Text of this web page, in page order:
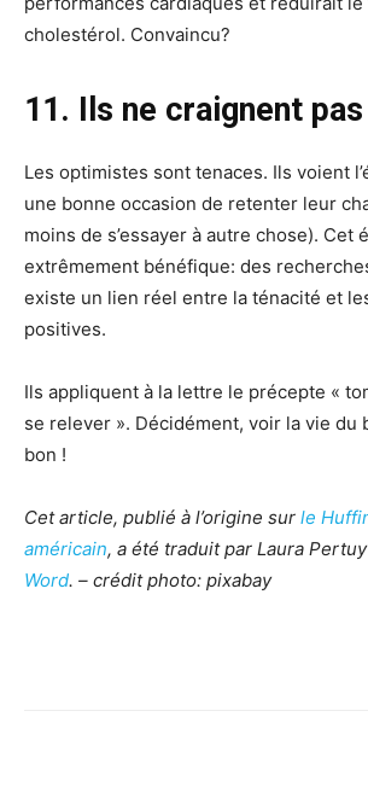
cholestérol. Convaincu?
11. Ils ne craignent pas
Les optimistes sont tenaces. Ils voient
une bonne occasion de retenter leur
moins de s’essayer à autre chose). Cet
extrêmement bénéfique: des
existe un lien réel entre la ténacité et
positives.
Ils appliquent à la lettre le précepte «
se relever ». Décidément, voir la vie du
bon !
Cet article, publié à l’origine sur le
américain, a été traduit par Laura
Word. – crédit photo: pixabay